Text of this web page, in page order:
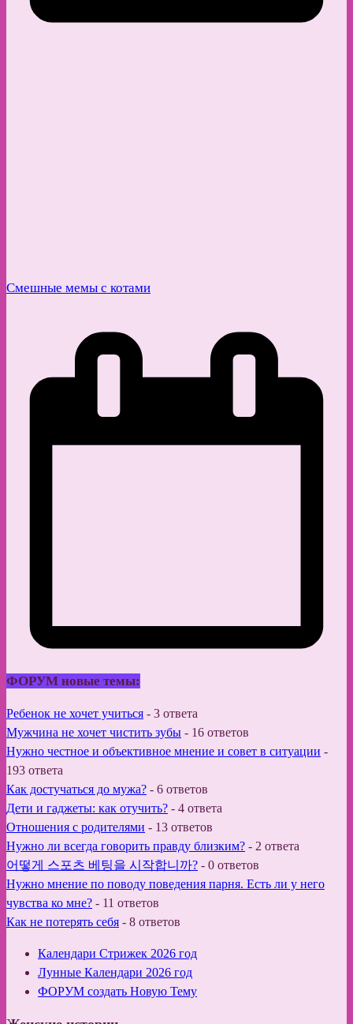
Смешные мемы с котами
ФОРУМ новые темы:
Ребенок не хочет учиться - 3 ответа
Мужчина не хочет чистить зубы - 16 ответов
Нужно честное и объективное мнение и совет в ситуации -
193 ответа
Как достучаться до мужа? - 6 ответов
Дети и гаджеты: как отучить? - 4 ответа
Отношения с родителями - 13 ответов
Нужно ли всегда говорить правду близким? - 2 ответа
어떻게 스포츠 베팅을 시작합니까? - 0 ответов
Нужно мнение по поводу поведения парня. Есть ли у него
чувства ко мне? - 11 ответов
Как не потерять себя - 8 ответов
Календари Стрижек 2026 год
Лунные Календари 2026 год
ФОРУМ создать Новую Тему